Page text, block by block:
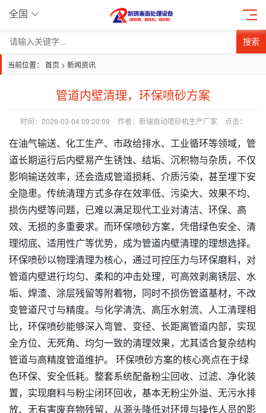
全国
搜索
当前位置： 首页 > 新闻资讯
管道内壁清理，环保喷砂方案
时间：2026-03-04 09:20:09 作者：新瑞自动喷砂机生产厂家 点击：
在油气输送、化工生产、市政给排水、工业循环等领域，管
道长期运行后内壁易产生锈蚀、结垢、沉积物与杂质，不仅
影响输送效率，还会造成管道损耗、介质污染，甚至埋下安
全隐患。传统清理方式多存在效率低、污染大、效果不均、
损伤内壁等问题，已难以满足现代工业对清洁、环保、高
效、无损的多重要求。而环保喷砂方案，凭借绿色安全、清
理彻底、适用性广等优势，成为管道内壁清理的理想选择。
环保喷砂以物理清理为核心，通过可控压力与环保磨料，对
管道内壁进行均匀、柔和的冲击处理，可高效剥离锈层、水
垢、焊渣、涂层残留等附着物，同时不损伤管道基材，不改
变管道尺寸与精度。与化学清洗、高压水射流、人工清理相
比，环保喷砂能够深入弯管、变径、长距离管道内部，实现
全方位、无死角、均匀一致的清理效果，尤其适合复杂结构
管道与高精度管道维护。 环保喷砂方案的核心亮点在于绿
色环保、安全低耗。整套系统配备粉尘回收、过滤、净化装
置，实现磨料与粉尘闭环回收，基本无粉尘外溢、无污水排
放、无有害废弃物残留，从源头降低对环境与操作人员的影